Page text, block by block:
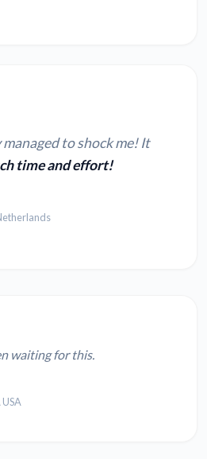
to shock me! It
time and effort!
waiting for this.
USA